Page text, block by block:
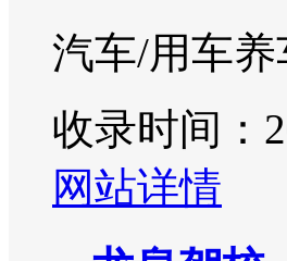
汽车/用车养
收录时间：
网站详情